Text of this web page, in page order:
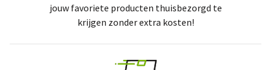
jouw favoriete producten thuisbezorgd te
krijgen zonder extra kosten!